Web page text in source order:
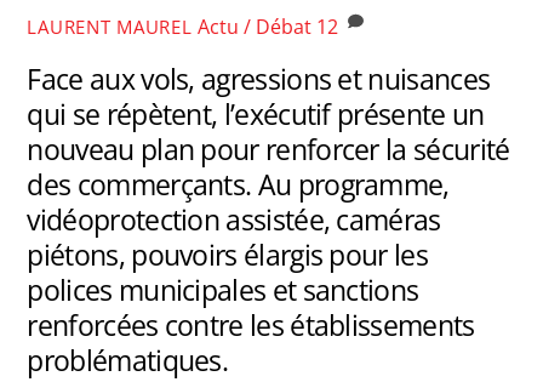
LAURENT MAUREL Actu / Débat 12
Face aux vols, agressions et nuisances
qui se répètent, l’exécutif présente un
nouveau plan pour renforcer la sécurité
des commerçants. Au programme,
vidéoprotection assistée, caméras
piétons, pouvoirs élargis pour les
polices municipales et sanctions
renforcées contre les établissements
problématiques.